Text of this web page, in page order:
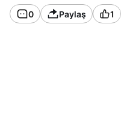
0 Paylaş 1